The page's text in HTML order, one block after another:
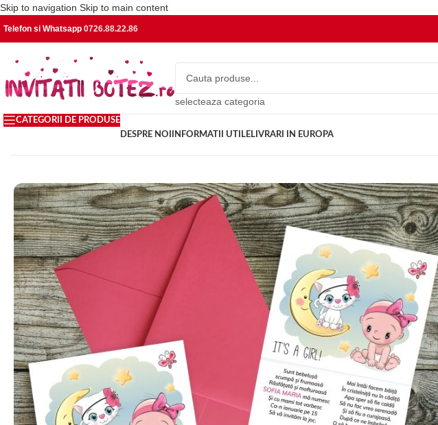
Skip to navigation Skip to main content
Telefon si Whatsapp 0726.88.22.86
selecteaza categoria
CATEGORII DE PRODUSE
DESPRE NOI
INFORMATII UTILELIVRARI IN EUROPA